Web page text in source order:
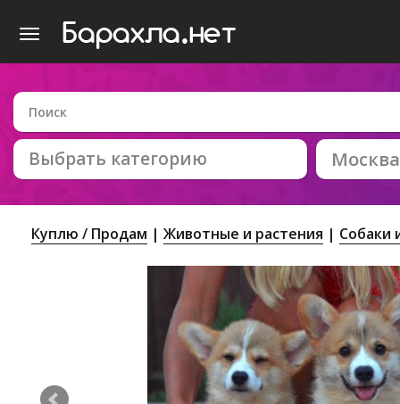
Выбрать категорию Москва
Куплю / Продам Животные и растения Собаки